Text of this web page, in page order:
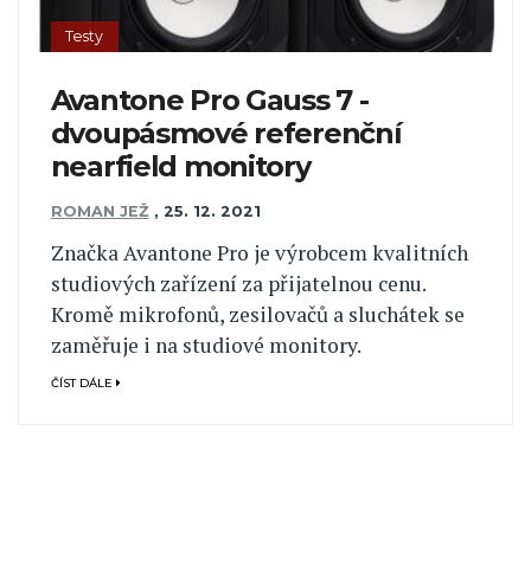
Testy
Avantone Pro Gauss 7 -
dvoupásmové referenční
nearfield monitory
ROMAN JEŽ , 25. 12. 2021
Značka Avantone Pro je výrobcem kvalitních
studiových zařízení za přijatelnou cenu.
Kromě mikrofonů, zesilovačů a sluchátek se
zaměřuje i na studiové monitory.
ČÍST DÁLE